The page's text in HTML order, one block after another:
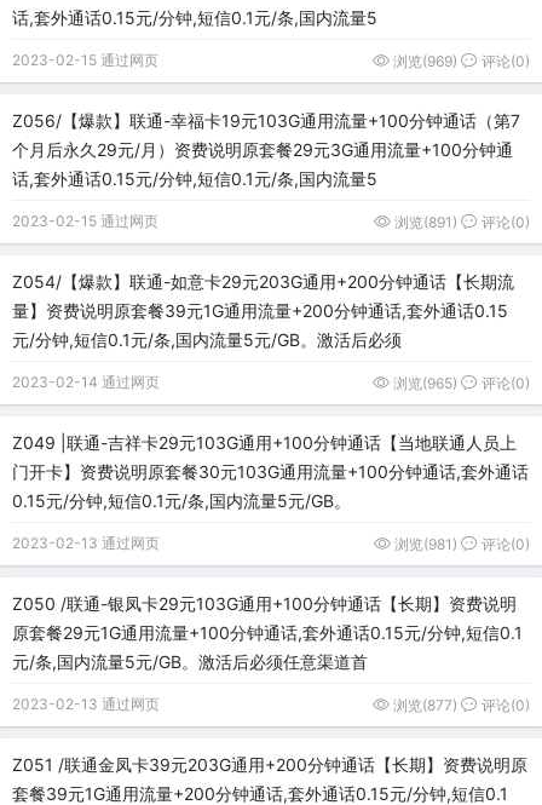
话,套外通话0.15元/分钟,短信0.1元/条,国内流量5
2023-02-15 通过网页 浏览(969) 评论(0)
Z056/【爆款】联通-幸福卡19元103G通用流量+100分钟通话（第7
个月后永久29元/月）资费说明原套餐29元3G通用流量+100分钟通
话,套外通话0.15元/分钟,短信0.1元/条,国内流量5
2023-02-15 通过网页 浏览(891) 评论(0)
Z054/【爆款】联通-如意卡29元203G通用+200分钟通话【长期流
量】资费说明原套餐39元1G通用流量+200分钟通话,套外通话0.15
元/分钟,短信0.1元/条,国内流量5元/GB。激活后必须
2023-02-14 通过网页 浏览(965) 评论(0)
Z049 |联通-吉祥卡29元103G通用+100分钟通话【当地联通人员上
门开卡】资费说明原套餐30元103G通用流量+100分钟通话,套外通话
0.15元/分钟,短信0.1元/条,国内流量5元/GB。
2023-02-13 通过网页 浏览(981) 评论(0)
Z050 /联通-银凤卡29元103G通用+100分钟通话【长期】资费说明
原套餐29元1G通用流量+100分钟通话,套外通话0.15元/分钟,短信0.1
元/条,国内流量5元/GB。激活后必须任意渠道首
2023-02-13 通过网页 浏览(877) 评论(0)
Z051 /联通金凤卡39元203G通用+200分钟通话【长期】资费说明原
套餐39元1G通用流量+200分钟通话,套外通话0.15元/分钟,短信0.1